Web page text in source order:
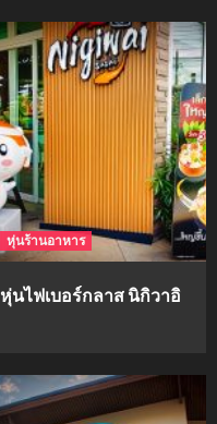
หุ่นร้านอาหาร
หุ่นไฟเบอร์กลาส นิกิวาอิ